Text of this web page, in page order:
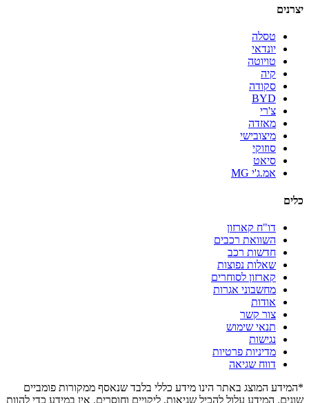
יצרנים
טסלה
יונדאי
טויוטה
קיה
סקודה
BYD
צ'רי
מאזדה
מיצובישי
סוזוקי
סיאט
אמ.ג'י MG
כלים
דו"ח קארזון
השוואת רכבים
חדשות רכב
שאלות נפוצות
קארזון לסוחרים
מחשבוני אגרות
אודות
צור קשר
תנאי שימוש
נגישות
מדיניות פרטיות
דווח שגיאה
*המידע המוצג באתר הינו מידע כללי בלבד שנאסף ממקורות פומביים
שונים. המידע עלול להכיל שגיאות, ליקויים וחוסרים. אין במידע כדי להוות